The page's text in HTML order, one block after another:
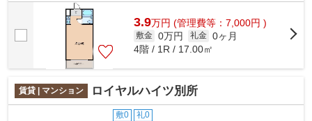
らずで経済的です。移動の多い方に嬉...
3.9万円 (管理費等：7,000円 )
敷金 0万円 礼金 0ヶ月
4階 / 1R / 17.00㎡
賃貸 | マンション ロイヤルハイツ別所
敷0 礼0